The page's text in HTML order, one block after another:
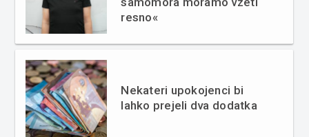
resno«
Nekateri upokojenci bi
lahko prejeli dva dodatka